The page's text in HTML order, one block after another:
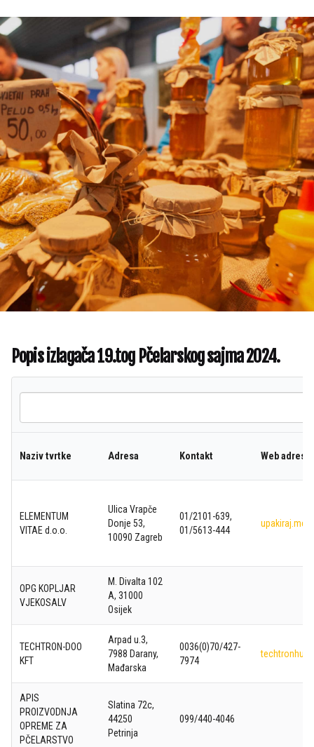
Popis izlagača 19.tog Pčelarskog sajma 2024.
Search
Naziv tvrtke Adresa Kontakt Web adresa
ELEMENTUM
VITAE d.o.o.
Ulica Vrapče
Donje 53,
10090 Zagreb
01/2101-639,
01/5613-444
upakiraj.me/
OPG KOPLJAR
VJEKOSALV
M. Divalta 102
A, 31000
Osijek
TECHTRON-DOO
KFT
Arpad u.3,
7988 Darany,
Mađarska
0036(0)70/427-
7974
APIS
PROIZVODNJA
OPREME ZA
PČELARSTVO
Slatina 72c,
44250
Petrinja
099/440-4046